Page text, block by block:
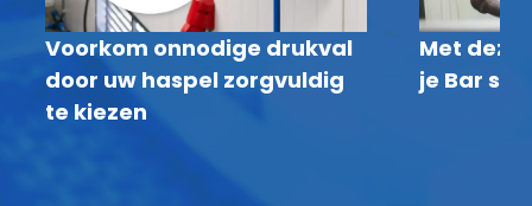
Voorkom onnodige drukval
door uw haspel zorgvuldig
te kiezen
Met
je Bar